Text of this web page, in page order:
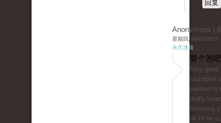
回复
Anonymous (
星期四, 06/06/2019
永久连接
冒个泡
Very
stumbled
wanted to
really
browsing
all I'll be